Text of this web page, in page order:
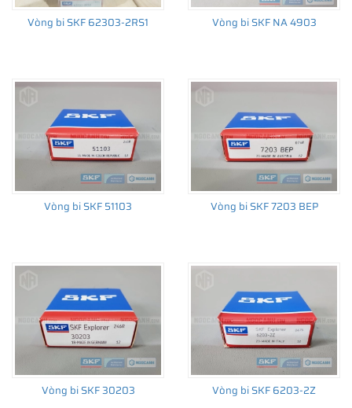
Để có báo giá Phớt SKF 17X40X7 HMSA10 V tốt nhất, hãy liên
SKF Ngọc Anh - Đại lý ủy quyền SKF(SKF Authorized
Distributor )
Sản phẩm chính hãng, giao hàng toàn quốc
Vòng bi SKF 62303-2RS1 Vòng bi SKF NA 4903
Vòng bi SKF 51103 Vòng bi SKF 7203 BEP
Vòng bi SKF 30203 Vòng bi SKF 6203-2Z